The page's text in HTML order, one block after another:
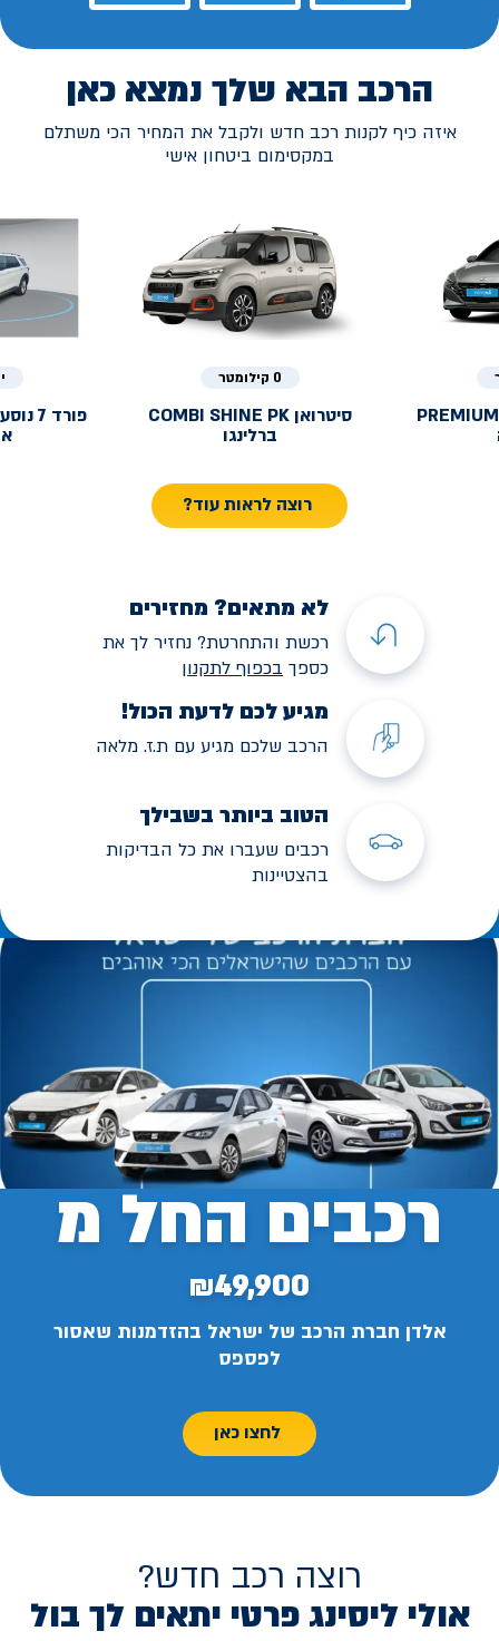
הרכב הבא שלך נמצא כאן
איזה כיף לקנות רכב חדש ולקבל את המחיר הכי משתלם
במקסימום ביטחון אישי
0 קילומטר
סיטרואן COMBI SHINE PK
ברלינגו
פורד
רוצה לראות עוד?
לא מתאים? מחזירים
רכשת והתחרטת? נחזיר לך את
כספך בכפוף לתקנון
מגיע לכם לדעת הכול!
הרכב שלכם מגיע עם ת.ז. מלאה
הטוב ביותר בשבילך
רכבים שעברו את כל הבדיקות
בהצטיינות
רכבים החל מ
₪49,900
אלדן חברת הרכב של ישראל בהזדמנות שאסור
לפספס
לחצו כאן
רוצה רכב חדש?
אולי ליסינג פרטי יתאים לך בול